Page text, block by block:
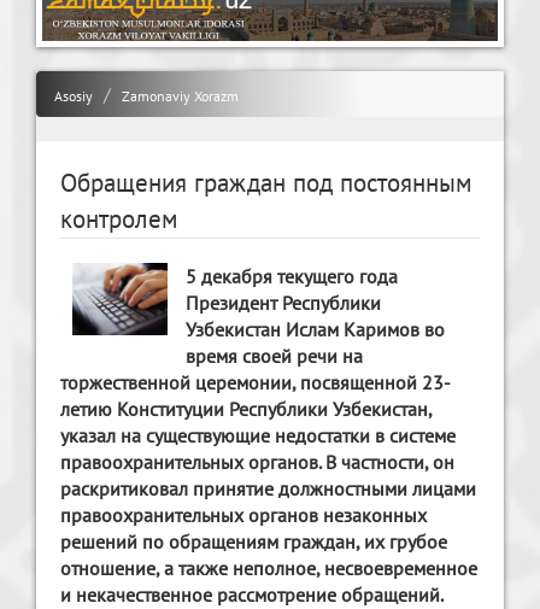
Asosiy Zamonaviy Xorazm
Обращения граждан под постоянным
контролем
5 декабря текущего года
Президент Республики
Узбекистан Ислам Каримов во
время своей речи на
торжественной церемонии, посвященной 23-
летию Конституции Республики Узбекистан,
указал на существующие недостатки в системе
правоохранительных органов. В частности, он
раскритиковал принятие должностными лицами
правоохранительных органов незаконных
решений по обращениям граждан, их грубое
отношение, а также неполное, несвоевременное
и некачественное рассмотрение обращений.